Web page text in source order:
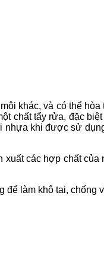
khác, và có thể
chất tẩy rửa, đặc
nhựa khi được sử
các hợp chất
làm khô tai, chống